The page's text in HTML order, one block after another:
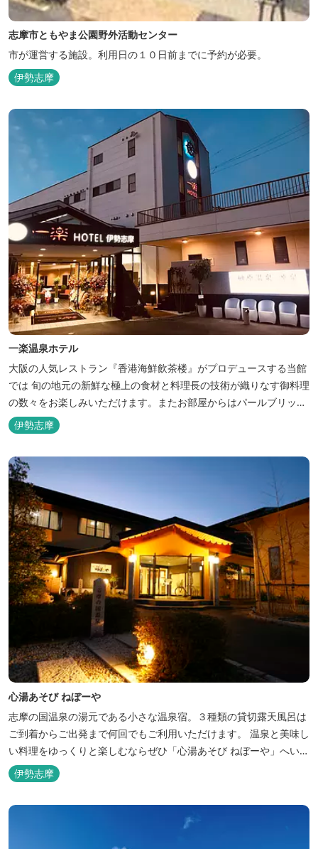
志摩市ともやま公園野外活動センター
市が運営する施設。利用日の１０日前までに予約が必要。
伊勢志摩
一楽温泉ホテル
大阪の人気レストラン『香港海鮮飲茶楼』がプロデュースする当館
では 旬の地元の新鮮な極上の食材と料理長の技術が織りなす御料理
の数々をお楽しみいただけます。またお部屋からはパールブリッジ
や真珠筏など、美しい景色が一望できます。「美肌の湯」として有
名な榊原温泉の運び湯を使用した大浴場も完備。
伊勢志摩
心湯あそび ねぼーや
志摩の国温泉の湯元である小さな温泉宿。３種類の貸切露天風呂は
ご到着からご出発まで何回でもご利用いただけます。 温泉と美味し
い料理をゆっくりと楽しむならぜひ「心湯あそび ねぼーや」へいら
っしゃいませんか？
伊勢志摩